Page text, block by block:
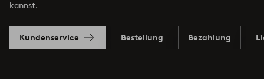
kannst.
Kundenservice Bestellung Bezahlung